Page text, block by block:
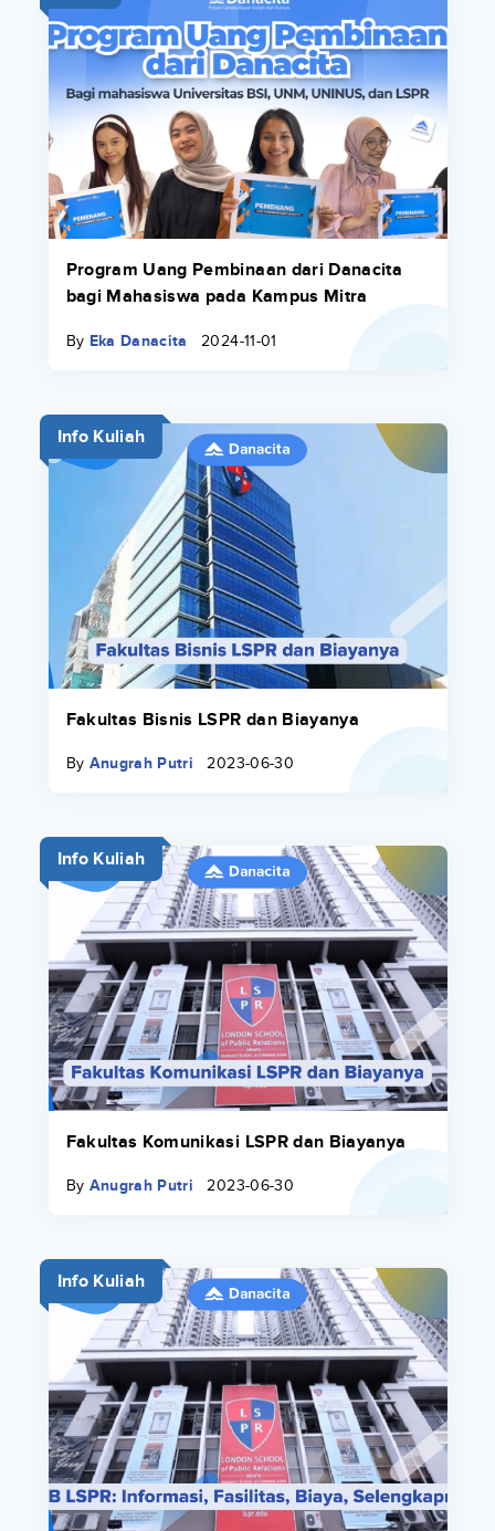
Program Uang Pembinaan dari Danacita
bagi Mahasiswa pada Kampus Mitra
By Eka Danacita 2024-11-01
Info Kuliah
Fakultas Bisnis LSPR dan Biayanya
By Anugrah Putri 2023-06-30
Info Kuliah
Fakultas Komunikasi LSPR dan Biayanya
By Anugrah Putri 2023-06-30
Info Kuliah